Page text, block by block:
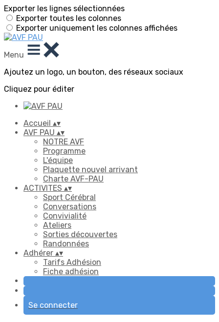
Exporter les lignes sélectionnées
Exporter toutes les colonnes
Exporter uniquement les colonnes affichées
Menu
Ajoutez un logo, un bouton, des réseaux sociaux
Cliquez pour éditer
Accueil ▴▾
AVF PAU ▴▾
NOTRE AVF
Programme
L'équipe
Plaquette nouvel arrivant
Charte AVF-PAU
ACTIVITES ▴▾
Sport Cérébral
Conversations
Convivialité
Ateliers
Sorties découvertes
Randonnées
Adhérer ▴▾
Tarifs Adhésion
Fiche adhésion
Se connecter